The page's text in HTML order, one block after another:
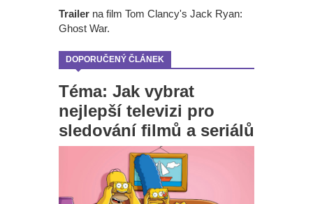
Trailer na film Tom Clancy's Jack Ryan:
Ghost War.
DOPORUČENÝ ČLÁNEK
Téma: Jak vybrat
nejlepší televizi pro
sledování filmů a seriálů